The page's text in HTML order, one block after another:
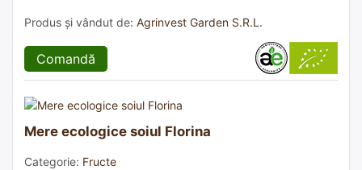
Produs și vândut de: Agrinvest Garden S.R.L.
Comandă
Mere ecologice soiul Florina
Categorie: Fructe